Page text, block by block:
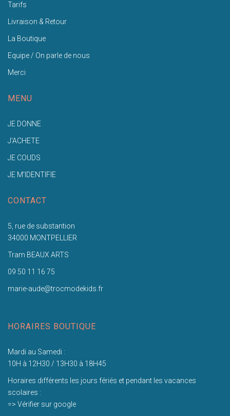
Tarifs
Livraison & Retour
La Boutique
Equipe / On parle de nous
Merci
MENU
JE DONNE
J'ACHETE
JE COUDS
JE M'IDENTIFIE
CONTACT
5, rue de substantion
34000 MONTPELLIER
Tram BEAUX ARTS
09 50 11 16 75
marie-aude@trocmodekids.fr
HORAIRES BOUTIQUE
Mardi au Samedi :
10H à 12H30 / 13H30 à 18H45
Horaires différents les jours fériés et pendant les vacances
scolaires :
=> Vérifier sur google